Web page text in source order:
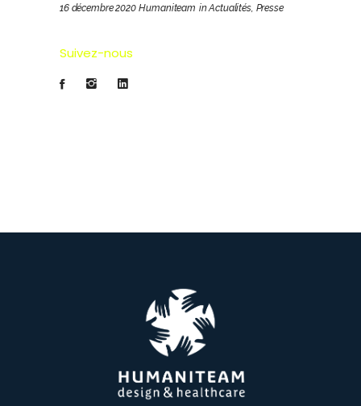
16 décembre 2020 Humaniteam in Actualités, Presse
Suivez-nous